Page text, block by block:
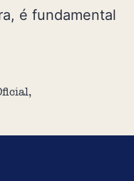
é fundamental
,